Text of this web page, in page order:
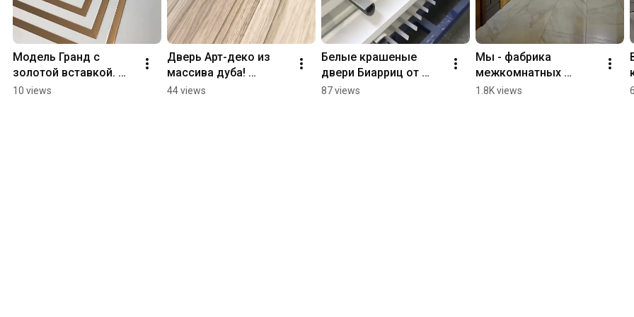
Модель Гранд с
золотой вставкой.
Высокий глянец!
10 views
Дверь Арт-деко из
массива дуба!
Роскошь в ваших
44 views
Белые крашеные
двери Биарриц от
фабрики Астродорс.
87 views
Мы - фабрика
межкомнатных
дверей и мебели
1.8K views